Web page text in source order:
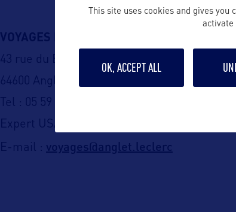
VOYAGES E.LECLERC ANGLET
43 rue du Bois Belin
64600 Anglet
Tel : 05 59 57 12 82
Expert USA (Version 10 et 11) : Pascal
E-mail : voyages@anglet.leclerc
This site uses cookies and gives you
activate
OK, ACCEPT ALL